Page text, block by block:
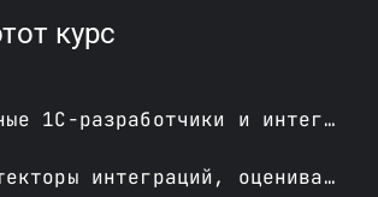
курс
Опытные 1С-разработчики и интеграторы, работающие с несколькими системами одновременно
Архитекторы интеграций, оценивающие событийный подход (EDA) как альтернативу точечным обменам